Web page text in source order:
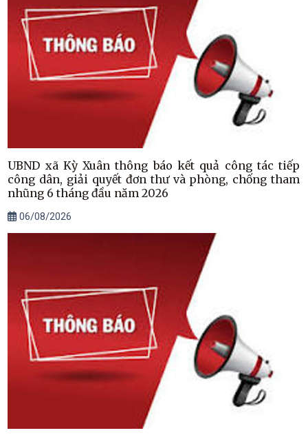
UBND xã Kỳ Xuân thông báo kết quả công tác tiếp
công dân, giải quyết đơn thư và phòng, chống tham
nhũng 6 tháng đầu năm 2026
06/08/2026